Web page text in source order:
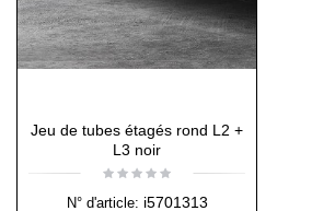
Jeu de tubes étagés rond L2 +
L3 noir
N° d'article: i5701313